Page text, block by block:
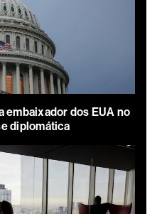
embaixador dos EUA no
diplomática